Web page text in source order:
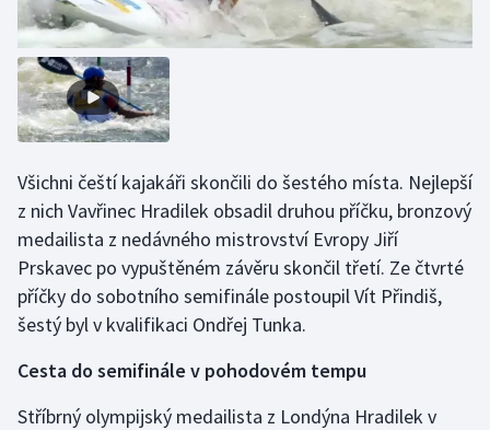
Lezení
Lyže a snowboard
Moderní pětiboj
Motorsport
Olympijské hry
Parasport
Všichni čeští kajakáři skončili do šestého místa. Nejlepší
z nich Vavřinec Hradilek obsadil druhou příčku, bronzový
medailista z nedávného mistrovství Evropy Jiří
Prskavec po vypuštěném závěru skončil třetí. Ze čtvrté
příčky do sobotního semifinále postoupil Vít Přindiš,
šestý byl v kvalifikaci Ondřej Tunka.
Cesta do semifinále v pohodovém tempu
Stříbrný olympijský medailista z Londýna Hradilek v